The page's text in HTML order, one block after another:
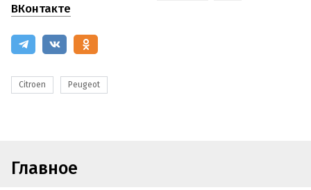
ВКонтакте
Citroen Peugeot
Главное